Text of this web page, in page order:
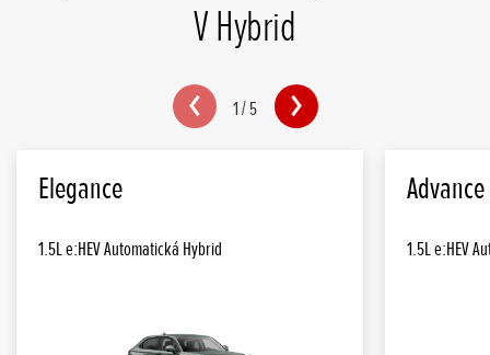
V Hybrid
1/5
Elegance
1.5L e:HEV Automatická Hybrid
Advance
1.5L e:HEV